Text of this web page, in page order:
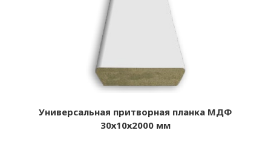
Универсальная притворная планка МДФ
30х10х2000 мм